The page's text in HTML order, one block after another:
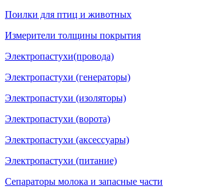
Поилки для птиц и животных
Измерители толщины покрытия
Электропастухи(провода)
Электропастухи (генераторы)
Электропастухи (изоляторы)
Электропастухи (ворота)
Электропастухи (аксессуары)
Электропастухи (питание)
Сепараторы молока и запасные части